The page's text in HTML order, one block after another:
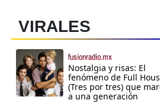
VIRALES
fusionradio.mx
Nostalgia y risas: El
fenómeno de Full
(Tres por tres) que
a una generación